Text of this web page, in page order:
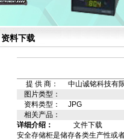
资料下载
提 供 商：
中山诚铭科技有
图片类型：
资料类型：
JPG
相关产品：
详细介绍：
文件下载
安全存储柜是储存各类生产性或